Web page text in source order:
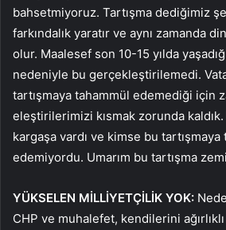
bahsetmiyoruz. Tartışma dediğimiz
farkındalık yaratır ve aynı zamanda
olur. Maalesef son 10-15 yılda
nedeniyle bu gerçekleştirilemedi.
tartışmaya tahammül edemediği için
eleştirilerimizi kısmak zorunda
kargaşa vardı ve kimse bu tartışmaya
edemiyordu. Umarım bu tartışma
YÜKSELEN MİLLİYETÇİLİK YOK:
CHP ve muhalefet, kendilerini